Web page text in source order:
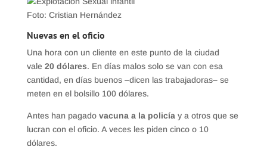
Foto: Cristian Hernández
Nuevas en el oficio
Una hora con un cliente en este punto de la ciudad
vale 20 dólares. En días malos solo se van con esa
cantidad, en días buenos –dicen las trabajadoras– se
meten en el bolsillo 100 dólares.
Antes han pagadovacuna a la policía y a otros que se
lucran con el oficio. A veces les piden cinco o 10
dólares.